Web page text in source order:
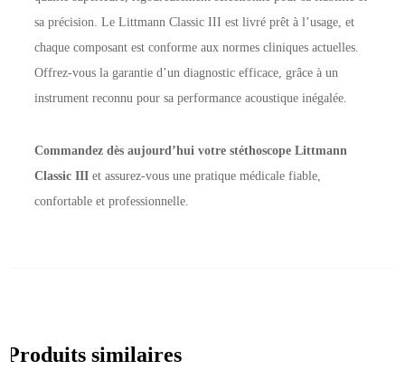
sa précision. Le Littmann Classic III est livré prêt à l’usage, et
chaque composant est conforme aux normes cliniques actuelles.
Offrez-vous la garantie d’un diagnostic efficace, grâce à un
instrument reconnu pour sa performance acoustique inégalée.
Commandez dès aujourd’hui votre stéthoscope Littmann
Classic III et assurez-vous une pratique médicale fiable,
confortable et professionnelle.
Produits similaires